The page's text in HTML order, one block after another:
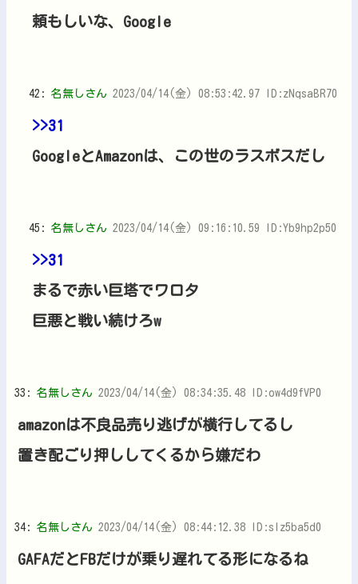
頼もしいな、Google
42: 名無しさん 2023/04/14(金) 08:53:42.97 ID:zNqsaBR70
>>31
GoogleとAmazonは、この世のラスボスだし
45: 名無しさん 2023/04/14(金) 09:16:10.59 ID:Yb9hp2p50
>>31
まるで赤い巨塔でワロタ
巨悪と戦い続けろw
33: 名無しさん 2023/04/14(金) 08:34:35.48 ID:ow4d9fVP0
amazonは不良品売り逃げが横行してるし
置き配ごり押ししてくるから嫌だわ
34: 名無しさん 2023/04/14(金) 08:44:12.38 ID:sIz5ba5d0
GAFAだとFBだけが乗り遅れてる形になるね